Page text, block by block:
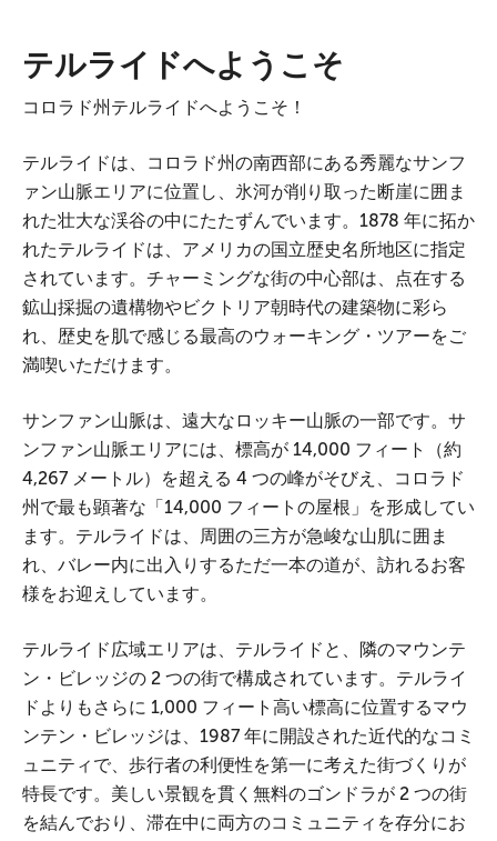
テルライドへようこそ
コロラド州テルライドへようこそ！
テルライドは、コロラド州の南西部にある秀麗なサンフ
ァン山脈エリアに位置し、氷河が削り取った断崖に囲ま
れた壮大な渓谷の中にたたずんでいます。1878 年に拓か
れたテルライドは、アメリカの国立歴史名所地区に指定
されています。チャーミングな街の中心部は、点在する
鉱山採掘の遺構物やビクトリア朝時代の建築物に彩ら
れ、歴史を肌で感じる最高のウォーキング・ツアーをご
満喫いただけます。
サンファン山脈は、遠大なロッキー山脈の一部です。サ
ンファン山脈エリアには、標高が 14,000 フィート（約
4,267 メートル）を超える 4 つの峰がそびえ、コロラド
州で最も顕著な「14,000 フィートの屋根」を形成してい
ます。テルライドは、周囲の三方が急峻な山肌に囲ま
れ、バレー内に出入りするただ一本の道が、訪れるお客
様をお迎えしています。
テルライド広域エリアは、テルライドと、隣のマウンテ
ン・ビレッジの 2 つの街で構成されています。テルライ
ドよりもさらに 1,000 フィート高い標高に位置するマウ
ンテン・ビレッジは、1987 年に開設された近代的なコミ
ュニティで、歩行者の利便性を第一に考えた街づくりが
特長です。美しい景観を貫く無料のゴンドラが 2 つの街
を結んでおり、滞在中に両方のコミュニティを存分にお